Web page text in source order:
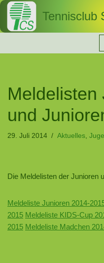
Zum
Tennisclub
Meldelisten
und
29. Juli 2014 Aktuelles,
Die Meldelisten der Junioren
Meldeliste Junioren 2014-
2015 Meldeliste KIDS-Cup
2015 Meldeliste Madchen